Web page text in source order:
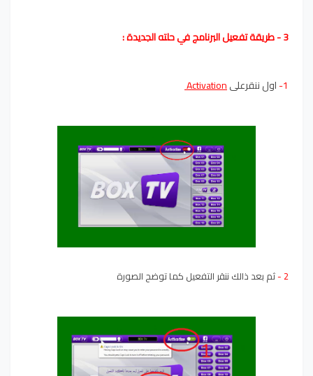
3 - طريقة تفعيل البرنامج في حلته الجديدة :
1- اول ننقرعلىActivation
2 - ثم بعد ذالك ننقر التفعيل كما توضح الصورة